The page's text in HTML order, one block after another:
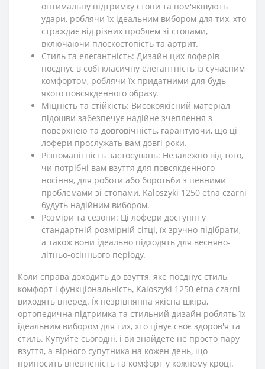
оптимальну підтримку стопи та пом'якшують
удари, роблячи їх ідеальним вибором для тих, хто
страждає від різних проблем зі стопами,
включаючи плоскостопість та артрит.
Стиль та елегантність: Дизайн цих лоферів
поєднує в собі класичну елегантність із сучасним
комфортом, роблячи їх придатними для будь-
якого повсякденного образу.
Міцність та стійкість: Високоякісний матеріал
підошви забезпечує надійне зчеплення з
поверхнею та довговічність, гарантуючи, що ці
лофери прослужать вам довгі роки.
Різноманітність застосувань: Незалежно від того,
чи потрібні вам взуття для повсякденного
носіння, для роботи або боротьби з певними
проблемами зі стопами, Kaloszyki 1250 etna czarni
будуть надійним вибором.
Розміри та сезони: Ці лофери доступні у
стандартній розмірній сітці, їх зручно підібрати,
а також вони ідеально підходять для весняно-
літньо-осіннього періоду.
Коли справа доходить до взуття, яке поєднує стиль,
комфорт і функціональність, Kaloszyki 1250 etna czarni
виходять вперед. Їх незрівнянна якісна шкіра,
ортопедична підтримка та стильний дизайн роблять їх
ідеальним вибором для тих, хто цінує своє здоров'я та
стиль. Купуйте сьогодні, і ви знайдете не просто пару
взуття, а вірного супутника на кожен день, що
приносить впевненість та комфорт у кожному кроці.